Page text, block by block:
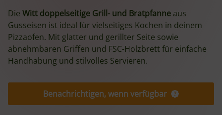
Die Witt doppelseitige Grill- und Bratpfanne aus
Gusseisen ist ideal für vielseitiges Kochen in deinem
Pizzaofen. Mit glatter und gerillter Seite sowie
abnehmbaren Griffen und FSC-Holzbrett für einfache
Handhabung und stilvolles Servieren.
Benachrichtigen, wenn verfügbar